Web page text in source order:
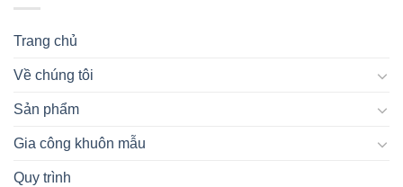
Trang chủ
Về chúng tôi
Sản phẩm
Gia công khuôn mẫu
Quy trình